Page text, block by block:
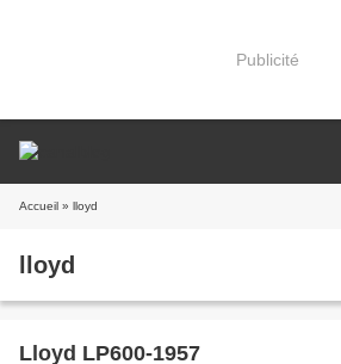
Publicité
Accueil » lloyd
lloyd
Lloyd LP600-1957